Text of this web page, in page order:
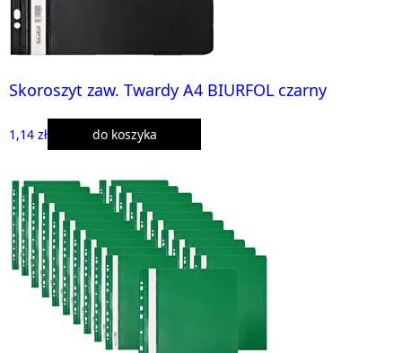
Skoroszyt zaw. Twardy A4 BIURFOL czarny
1,14 zł do koszyka